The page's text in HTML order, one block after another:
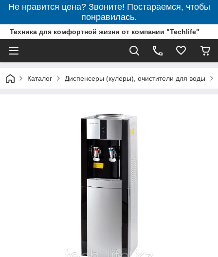
Не нравится цена? Звоните! Постараемся, чтобы
понравилась.
Техника для комфортной жизни от компании "Techlife"
Каталог Диспенсеры (кулеры), очистители для воды